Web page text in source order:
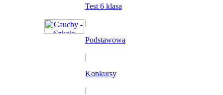
Test 6 klasa
|
Podstawowa
|
Konkursy
|